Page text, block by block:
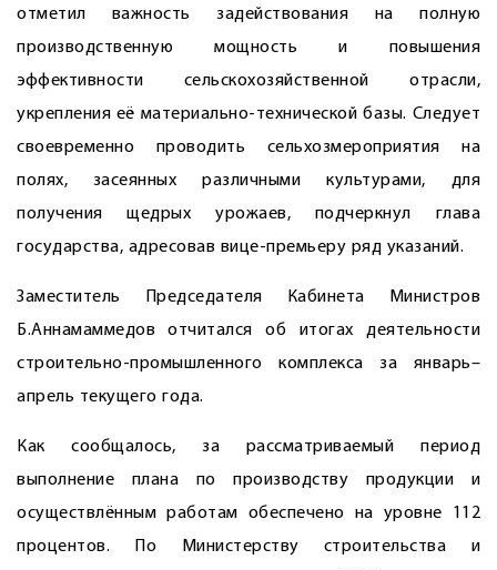
отметил важность задействования на полную
производственную мощность и повышения
эффективности сельскохозяйственной отрасли,
укрепления её материально-технической базы. Следует
своевременно проводить сельхозмероприятия на
полях, засеянных различными культурами, для
получения щедрых урожаев, подчеркнул глава
государства, адресовав вице-премьеру ряд указаний.
Заместитель Председателя Кабинета Министров
Б.Аннамаммедов отчитался об итогах деятельности
строительно-промышленного комплекса за январь–
апрель текущего года.
Как сообщалось, за рассматриваемый период
выполнение плана по производству продукции и
осуществлённым работам обеспечено на уровне 112
процентов. По Министерству строительства и